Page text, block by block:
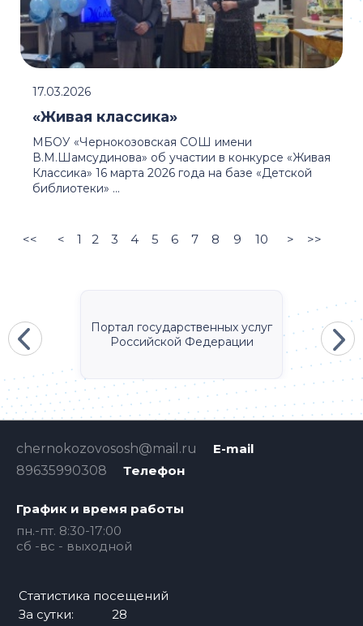
МБОУ «Чернокозовская СОШ имени
В.М.Шамсудинова» об участии в конкурсе «Живая
Классика» 16 марта 2026 года на базе «Детской
библиотеки» ...
«Живая классика»
17.03.2026
<< < 1 2 3 4 5 6 7 8 9 10 > >>
Портал государственных услуг
Российской Федерации
E-mail
chernokozovososh@mail.ru
Телефон
89635990308
График и время работы
пн.-пт. 8:30-17:00
сб -вс - выходной
Статистика посещений
За сутки:
28